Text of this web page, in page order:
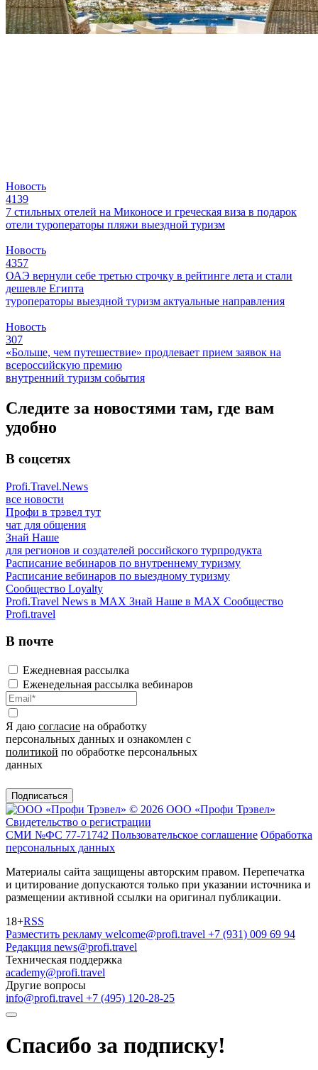
Новость
4139
7 стильных отелей на Миконосе и греческая виза в подарок
отели туроператоры пляжи выездной туризм
Новость
4357
ОАЭ вернули себе третью строчку в рейтинге лета и стали
дешевле Египта
туроператоры выездной туризм актуальные направления
Новость
307
«Больше, чем путешествие» продлевает прием заявок на
всероссийскую премию
внутренний туризм события
Следите за новостями там, где вам
удобно
В соцсетях
Profi.Travel.News
все новости
Профи в трэвел тут
чат для общения
Знай Наше
для регионов и создателей российского турпродукта
Расписание вебинаров по внутреннему туризму
Расписание вебинаров по выездному туризму
Сообщество Loyalty
Profi.Travel News в MAX Знай Наше в MAX Сообщество
Profi.travel
В почте
Ежедневная рассылка
Еженедельная рассылка вебинаров
Я даю согласие на обработку
персональных данных и ознакомлен с
политикой по обработке персональных
данных
Подписаться
© 2026 ООО «Профи Трэвeл»
Свидетельство о регистрации
СМИ №ФС 77-71742 Пользовательское соглашение Обработка
персональных данных
Материалы сайта защищены авторским правом. Перепечатка
и цитирование допускаются только при указании источника и
размещении активной ссылки на оригинал публикации.
18+RSS
Разместить рекламу welcome@profi.travel +7 (931) 009 69 94
Редакция news@profi.travel
Техническая поддержка
academy@profi.travel
Другие вопросы
info@profi.travel +7 (495) 120-28-25
Спасибо за подписку!